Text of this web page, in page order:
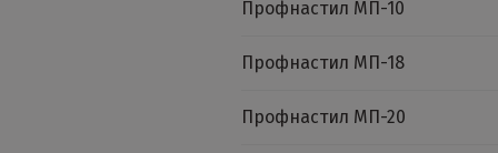
Профнастил МП-10
Профнастил МП-18
Профнастил МП-20